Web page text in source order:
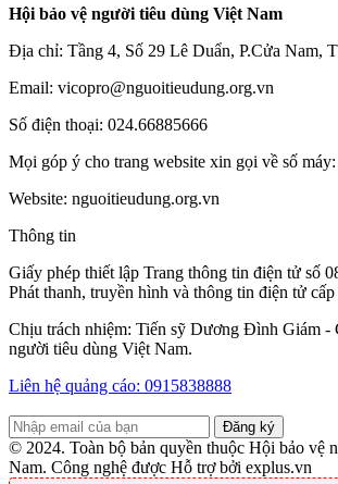
Hội bảo vệ người tiêu dùng Việt Nam
Địa chỉ: Tầng 4, Số 29 Lê Duẩn, P.Cửa Nam,
Email: vicopro@nguoitieudung.org.vn
Số điện thoại: 024.66885666
Mọi góp ý cho trang website xin gọi về số
Website: nguoitieudung.org.vn
Thông tin
Giấy phép thiết lập Trang thông tin điện tử số
Phát thanh, truyền hình và thông tin điện tử
Chịu trách nhiệm: Tiến sỹ Dương Đình Giám -
người tiêu dùng Việt Nam.
Liên hệ quảng cáo: 0915838888
© 2024. Toàn bộ bản quyền thuộc Hội bảo vệ
Nam. Công nghệ được Hỗ trợ bởi explus.vn